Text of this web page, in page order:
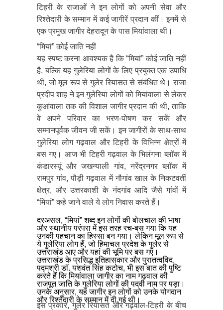
टिहरी के राजाओं ने इन लोगों को अपनी सेवा और
रिश्तेदारी के सम्मान में कई जागीरें प्रदान कीं। इनमें से
एक प्रमुख जागीर देहरादून के पास मियांवाला थी।
“मियां” कोई जाति नहीं
यह स्पष्ट करना आवश्यक है कि “मियां” कोई जाति नहीं
है, बल्कि यह गुलेरिया लोगों के लिए प्रयुक्त एक उपाधि
थी, जो मूल रूप से गुलेर रियासत से संबंधित थे। राजा
प्रदीप शाह ने इन गुलेरिया लोगों को मियांवाला से लेकर
कुआंवाला तक की विशाल जागीर प्रदान की थी, ताकि
वे अपने परिवार का भरण-पोषण कर सकें और
सम्मानपूर्वक जीवन जी सकें। इन जागीरों के साथ-साथ
गुलेरिया लोग गढ़वाल और टिहरी के विभिन्न क्षेत्रों में
बस गए। आज भी टिहरी गढ़वाल के भिलंगना ब्लॉक में
कंडारस्यूं और जखन्याली गांव, नरेंद्रनगर ब्लॉक में
रामपुर गांव, पौड़ी गढ़वाल में नौगांव खाल के निकटवर्ती
क्षेत्र, और उत्तरकाशी के नंदगांव आदि जैसे गांवों में
“मियां” कहे जाने वाले ये लोग निवास करते हैं।
दरअसल, “मियां” शब्द इन लोगों की बोलचाल की भाषा
और स्थानीय परंपरा में इस तरह रच-बस गया कि यह
उनकी पहचान का हिस्सा बन गया। लेकिन मूल रूप से
ये गुलेरिया लोग हैं, जो हिमाचल प्रदेश के गुलेर से
उत्तराखंड आए और यहां की भूमि पर बस गए।
उत्तराखंड के प्रसिद्ध इतिहासकार और पुरातत्वविद,
पद्मश्री डॉ. यशवंत सिंह कटोच, भी इस बात की पुष्टि
करते हैं कि मियांवाला जागीर का नाम गढ़वाल की
राजपूत जाति के गुलेरिया लोगों की पदवी नाम पर पड़ा।
उनके अनुसार, यह जागीर इन लोगों को उनके योगदान
और रिश्तेदारी के सम्मान में दी गई थी।
इस प्रकार, गुलेर रियासत और गढ़वाल-टिहरी के बीच